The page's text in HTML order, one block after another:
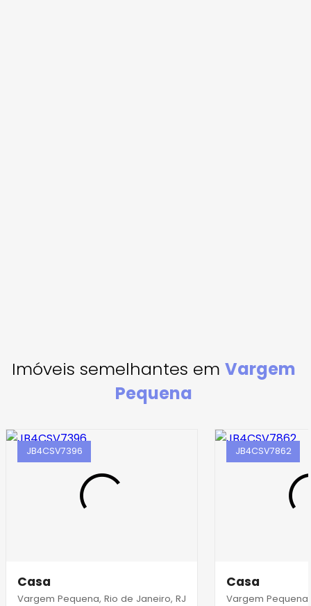
Imóveis semelhantes emVargem
Pequena
JB4CSV7396
Casa
Vargem Pequena, Rio de Janeiro, RJ
JB4CSV7862
Casa
Vargem